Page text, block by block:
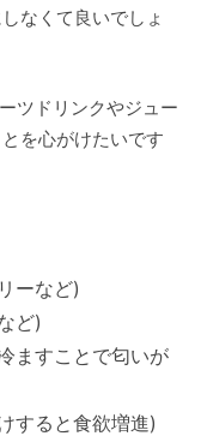
なくて良いでしょ
ツドリンクやジュー
を心がけたいです
ーなど)
ど)
ますことで匂いが
すると食欲増進)